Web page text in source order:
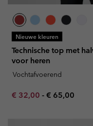
Nieuwe kleuren
Technische top met
voor heren
Vochtafvoerend
Minimum sale price:
€ 32,00 - Maximum
€ 65,00